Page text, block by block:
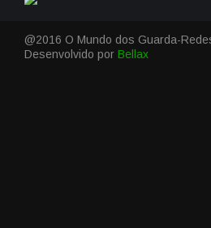
@2016 O Mundo dos Guarda-
Desenvolvido por Bellax